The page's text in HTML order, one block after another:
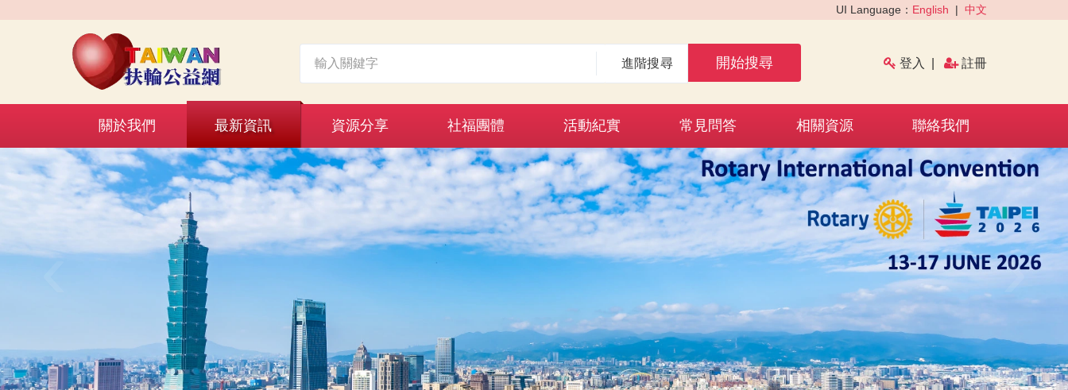
UI Language： English | 中文
進階搜尋 開始搜尋 登入 註冊
關於我們 最新資訊 資源分享 社福團體 活動紀實 常見問答 相關資源 聯絡我們
‹ ›